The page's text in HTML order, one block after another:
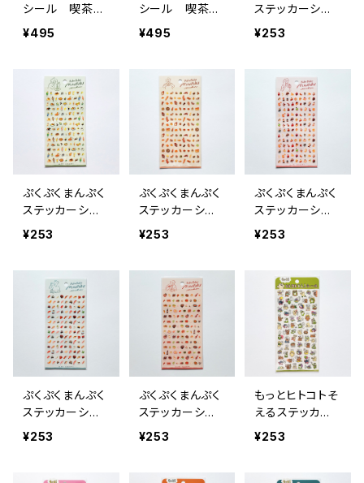
シール 喫茶ア
ラモード・ひとや
¥495
シール 喫茶ア
ラモード・ファン
¥495
ステッカーシー
ル 82314 朝ご
¥253
ぷくぷくまんぷく
ステッカーシー
ル 82315 軽
¥253
ぷくぷくまんぷく
ステッカーシー
ル 82316 パン
¥253
ぷくぷくまんぷく
ステッカーシー
ル 82317 洋菓
¥253
ぷくぷくまんぷく
ステッカーシー
ル 82318 寿司
¥253
ぷくぷくまんぷく
ステッカーシー
ル 82319 町中
¥253
もっとヒトコトそ
えるステッカー
シール 82794
¥253